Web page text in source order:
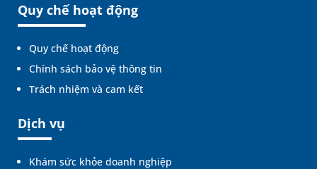
Quy chế hoạt động
Quy chế hoạt động
Chính sách bảo vệ thông tin
Trách nhiệm và cam kết
Dịch vụ
Khám sức khỏe doanh nghiệp